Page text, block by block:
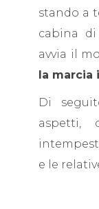
stando a
cabina
avvia il
la marcia
Di
aspetti,
e le